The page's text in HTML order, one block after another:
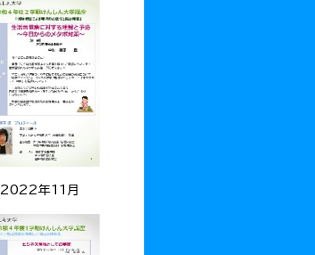
2022年11月